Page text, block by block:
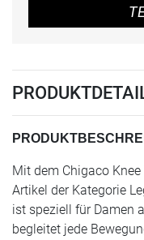
Mit dem Chigaco
Artikel der Kategorie
ist speziell für Damen
begleitet jede